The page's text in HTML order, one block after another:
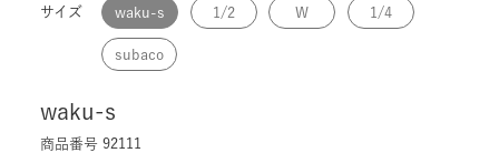
サイズ waku-s 1/2 W 1/4
subaco
waku-s
商品番号 92111